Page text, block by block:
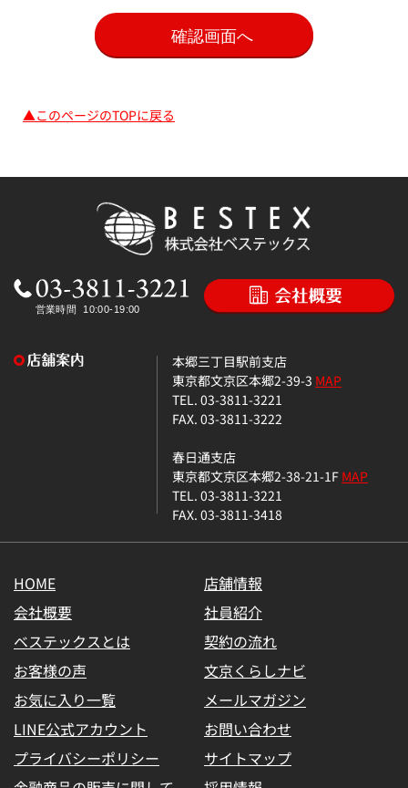
▲このページのTOPに戻る
本郷三丁目駅前支店
東京都文京区本郷2-39-3 MAP
TEL. 03-3811-3221
FAX. 03-3811-3222
春日通支店
東京都文京区本郷2-38-21-1FMAP
TEL. 03-3811-3221
FAX. 03-3811-3418
HOME
店舗情報
会社概要
社員紹介
ベステックスとは
契約の流れ
お客様の声
文京くらしナビ
お気に入り一覧
メールマガジン
LINE公式アカウント
お問い合わせ
プライバシーポリシー
サイトマップ